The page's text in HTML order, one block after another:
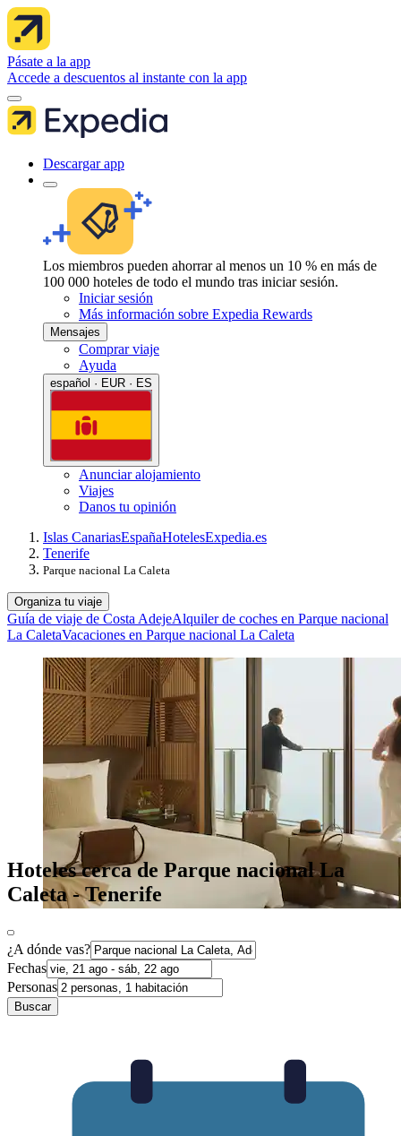
Pásate a la app
Accede a descuentos al instante con la app
Descargar app
Los miembros pueden ahorrar al menos un 10 % en más de
100 000 hoteles de todo el mundo tras iniciar sesión.
Iniciar sesión
Más información sobre Expedia Rewards
Mensajes
Comprar viaje
Ayuda
español · EUR · ES
Anunciar alojamiento
Viajes
Danos tu opinión
Islas CanariasEspañaHotelesExpedia.es
Tenerife
Parque nacional La Caleta
Organiza tu viaje
Guía de viaje de Costa AdejeAlquiler de coches en Parque nacional
La CaletaVacaciones en Parque nacional La Caleta
Hoteles cerca de Parque nacional La
Caleta - Tenerife
¿A dónde vas?
Fechas
Personas
Buscar